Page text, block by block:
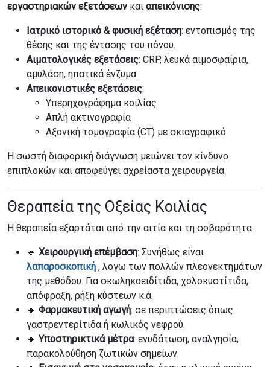
εργαστηριακών εξετάσεων και απεικόνισης:
Ιατρικό ιστορικό & φυσική εξέταση: εντοπισμός της
θέσης και της έντασης του πόνου.
Αιματολογικές εξετάσεις: CRP, λευκά αιμοσφαίρια,
αμυλάση, ηπατικά ένζυμα.
Απεικονιστικές εξετάσεις:
Υπερηχογράφημα κοιλίας
Απλή ακτινογραφία
Αξονική τομογραφία (CT) με σκιαγραφικό
Η σωστή διαφορική διάγνωση μειώνει τον κίνδυνο
επιπλοκών και αποφεύγει αχρείαστα χειρουργεία.
Θεραπεία της Οξείας Κοιλίας
Η θεραπεία εξαρτάται από την αιτία και τη σοβαρότητα:
🔹 Χειρουργική επέμβαση: Συνήθως είναι
λαπαροσκοπική , λογω των πολλών πλεονεκτημάτων
της μεθόδου. Για σκωληκοειδίτιδα, χολοκυστίτιδα,
απόφραξη, ρήξη κύστεων κ.ά.
🔹 Φαρμακευτική αγωγή: σε περιπτώσεις όπως
γαστρεντερίτιδα ή κωλικός νεφρού.
🔹Υποστηρικτικά μέτρα: ενυδάτωση, αναλγησία,
παρακολούθηση ζωτικών σημείων.